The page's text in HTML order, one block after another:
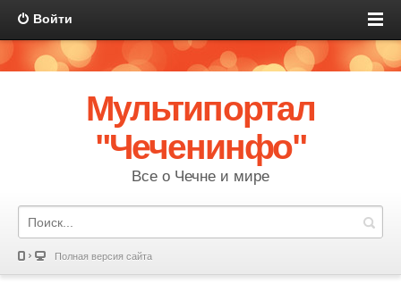
Войти
Мультипортал
"Чеченинфо"
Все о Чечне и мире
Полная версия сайта